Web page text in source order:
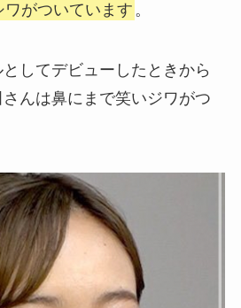
がついています 。
してデビューしたときから
んは鼻にまで笑いジワがつ